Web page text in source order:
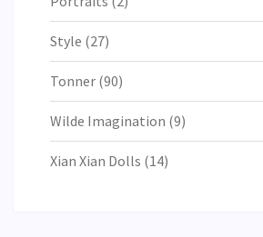
Style (27)
Tonner (90)
Wilde Imagination (9)
Xian Xian Dolls (14)